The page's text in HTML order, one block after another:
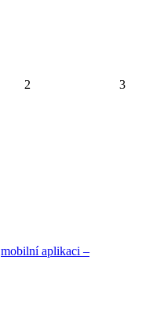
2 3
mobilní aplikaci –